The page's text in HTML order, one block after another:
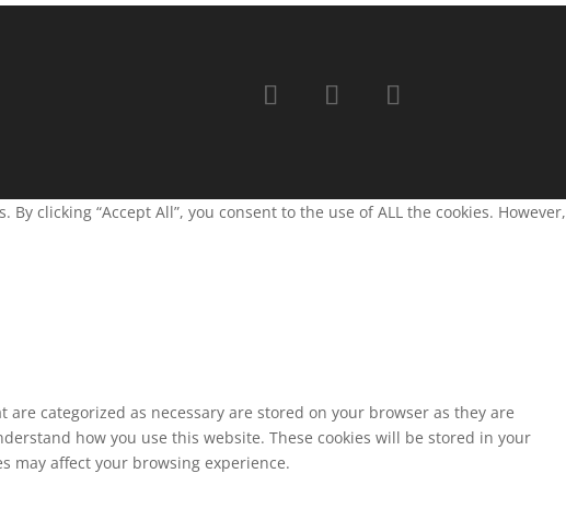
clicking “Accept All”, you consent to the use of ALL the cookies. However,
categorized as necessary are stored on your browser as they are
how you use this website. These cookies will be stored in your
may affect your browsing experience.